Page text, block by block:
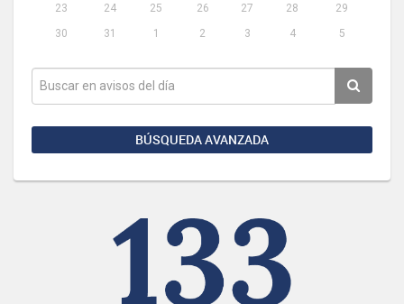
23
24 25 26 27 28
29
30
31 1 2 3 4 5
BÚSQUEDA AVANZADA